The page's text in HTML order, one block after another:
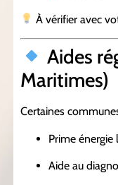
À vérifier avec
Aides
Maritimes)
Certaines
Prime énergie
Aide au